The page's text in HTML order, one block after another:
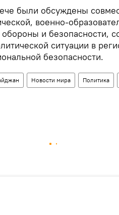
были обсуждены
военно-
и безопасности,
ситуации в
безопасности.
Новости мира Политика